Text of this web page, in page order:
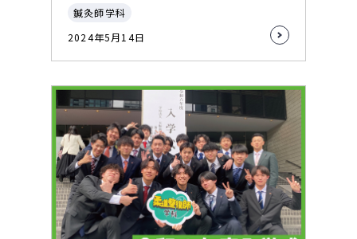
鍼灸師学科
2024年5月14日